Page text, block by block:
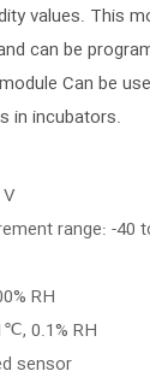
values. This
can be
Can be
in incubators.
range: -
RH
0.1% RH
sensor